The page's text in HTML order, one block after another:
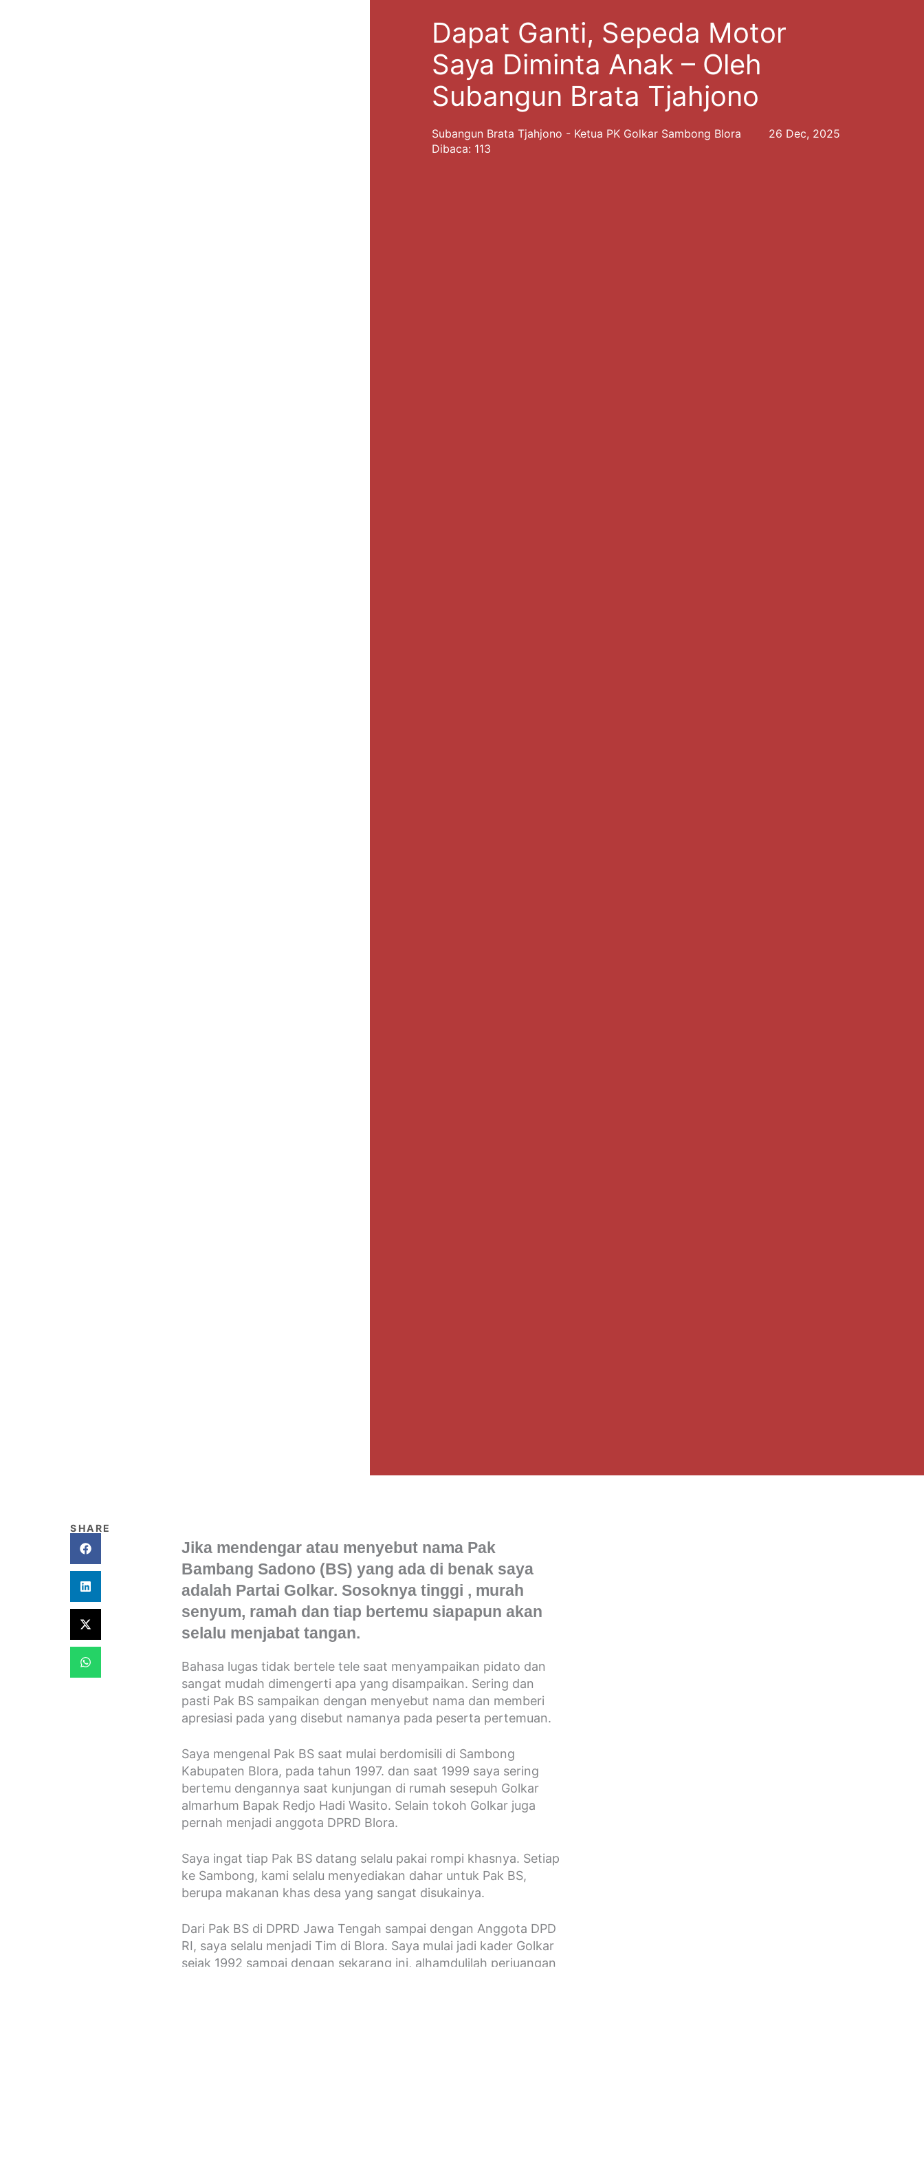
Dapat Ganti, Sepeda Motor
Saya Diminta Anak – Oleh
Subangun Brata Tjahjono
Subangun Brata Tjahjono - Ketua PK Golkar Sambong Blora
26 Dec, 2025
Dibaca: 113
SHARE
Jika mendengar atau menyebut nama Pak
Bambang Sadono (BS) yang ada di benak saya
adalah Partai Golkar. Sosoknya tinggi , murah
senyum, ramah dan tiap bertemu siapapun akan
selalu menjabat tangan.
Bahasa lugas tidak bertele tele saat menyampaikan pidato dan
sangat mudah dimengerti apa yang disampaikan. Sering dan
pasti Pak BS sampaikan dengan menyebut nama dan memberi
apresiasi pada yang disebut namanya pada peserta pertemuan.
Saya mengenal Pak BS saat mulai berdomisili di Sambong
Kabupaten Blora, pada tahun 1997. dan saat 1999 saya sering
bertemu dengannya saat kunjungan di rumah sesepuh Golkar
almarhum Bapak Redjo Hadi Wasito. Selain tokoh Golkar juga
pernah menjadi anggota DPRD Blora.
Saya ingat tiap Pak BS datang selalu pakai rompi khasnya. Setiap
ke Sambong, kami selalu menyediakan dahar untuk Pak BS,
berupa makanan khas desa yang sangat disukainya.
Dari Pak BS di DPRD Jawa Tengah sampai dengan Anggota DPD
RI, saya selalu menjadi Tim di Blora. Saya mulai jadi kader Golkar
sejak 1992 sampai dengan sekarang ini, alhamdulilah perjuangan